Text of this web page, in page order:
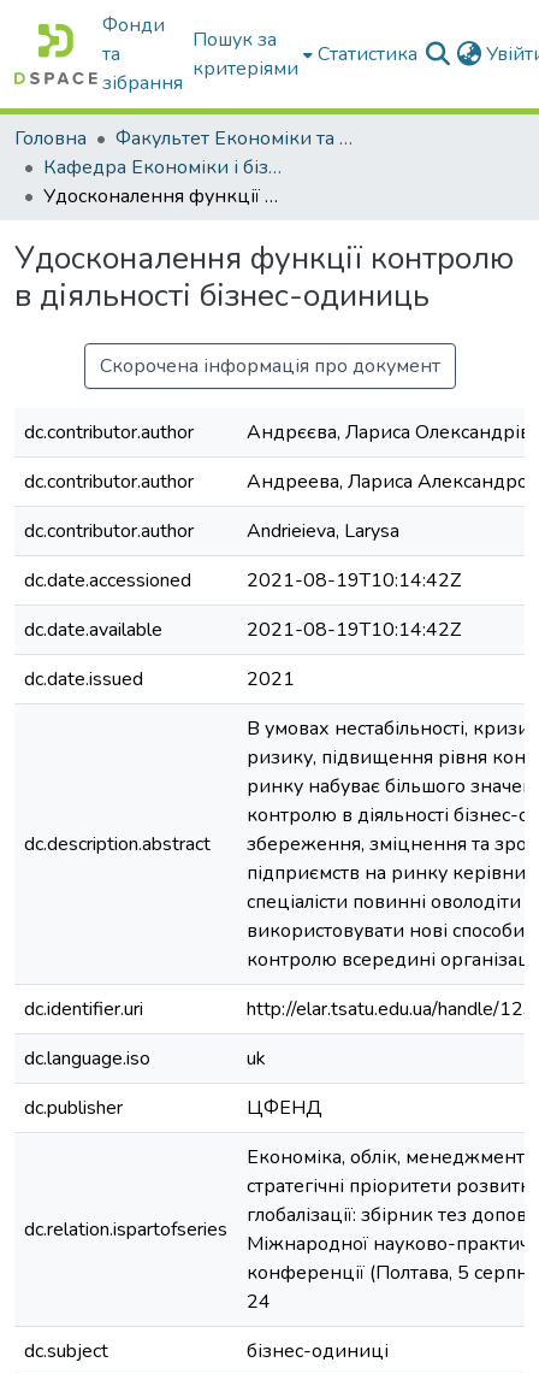
Фонди
та
зібрання
Пошук за
критеріями
Статистика
Головна
Факультет Економіки та бізнесу
Кафедра Економіки і бізнесу
Удосконалення функції контролю в діяльності бізнес-одиниць
Удосконалення функції контролю
в діяльності бізнес-одиниць
Скорочена інформація про документ
dc.contributor.author
Андрєєва, Лариса
dc.contributor.author
Андреева, Лариса
dc.contributor.author
Andrieieva, Larysa
dc.date.accessioned
2021-08-19T10:14:42Z
dc.date.available
2021-08-19T10:14:42Z
dc.date.issued
2021
dc.description.abstract
В умовах нестабільності,
ризику, підвищення рівня
ринку набуває більшого
контролю в діяльності бізнес-
збереження, зміцнення та
підприємств на ринку
спеціалісти повинні оволодіти
використовувати нові способи
контролю всередині
dc.identifier.uri
http://elar.tsatu.edu.ua/handle/
dc.language.iso
uk
dc.publisher
ЦФЕНД
dc.relation.ispartofseries
Економіка, облік, менеджмент
стратегічні пріоритети
глобалізації: збірник тез
Міжнародної науково-
конференції (Полтава, 5
24
dc.subject
бізнес-одиниці